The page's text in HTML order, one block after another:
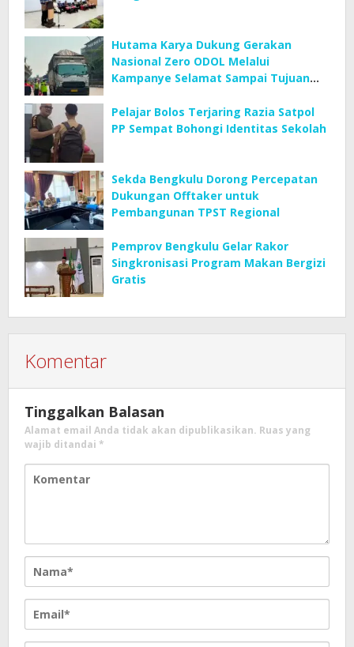
Hutama Karya Dukung Gerakan
Nasional Zero ODOL Melalui
Kampanye Selamat Sampai Tujuan
Pelajar Bolos Terjaring Razia Satpol
PP Sempat Bohongi Identitas Sekolah
Sekda Bengkulu Dorong Percepatan
Dukungan Offtaker untuk
Pembangunan TPST Regional
Pemprov Bengkulu Gelar Rakor
Singkronisasi Program Makan Bergizi
Gratis
Komentar
Tinggalkan Balasan
Alamat email Anda tidak akan dipublikasikan. Ruas yang
wajib ditandai *